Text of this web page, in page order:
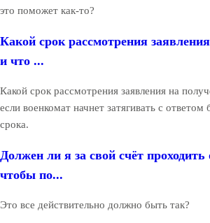
это поможет как-то?
Какой срок рассмотрения
и что ...
Какой срок рассмотрения заявления на
если военкомат начнет затягивать с
срока.
Должен ли я за свой счёт проходить
чтобы по...
Это все действительно должно быть так?